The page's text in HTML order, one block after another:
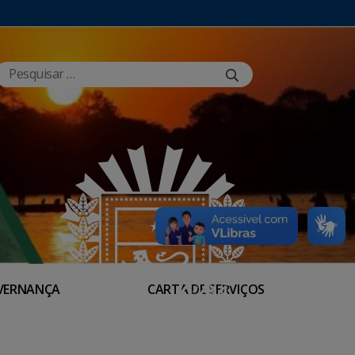
CARTA DE SERVIÇOS